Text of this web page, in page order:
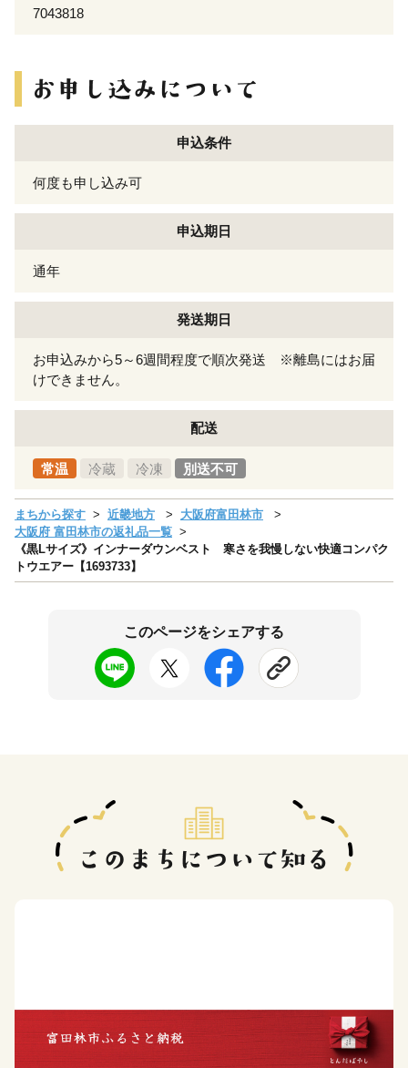
7043818
申込条件
何度も申し込み可
申込期日
通年
発送期日
お申込みから5～6週間程度で順次発送 ※離島にはお届
けできません。
配送
常温 冷蔵 冷凍 別送不可
まちから探す 近畿地方
大阪府富田林市
大阪府 富田林市の返礼品一覧
《黒Lサイズ》インナーダウンベスト 寒さを我慢しない快適コンパク
トウエアー【1693733】
このページをシェアする